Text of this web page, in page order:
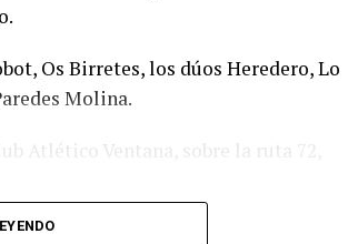
Os Birretes, los dúos Heredero, Lo
Molina.
Atlético Ventana, sobre la ruta 72,
feria de artesanos y productores,